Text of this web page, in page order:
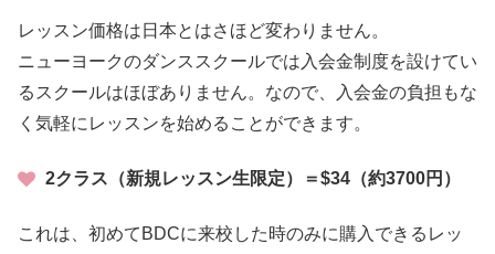
レッスン価格は日本とはさほど変わりません。
ニューヨークのダンススクールでは入会金制度を設けてい
るスクールはほぼありません。なので、入会金の負担もな
く気軽にレッスンを始めることができます。
2クラス（新規レッスン生限定）＝$34（約3700円）
これは、初めてBDCに来校した時のみに購入できるレッ